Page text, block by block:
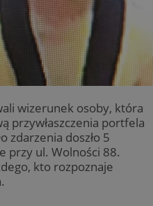
wizerunek osoby, która
przywłaszczenia portfela
zdarzenia doszło 5
przy ul. Wolności 88.
kto rozpoznaje